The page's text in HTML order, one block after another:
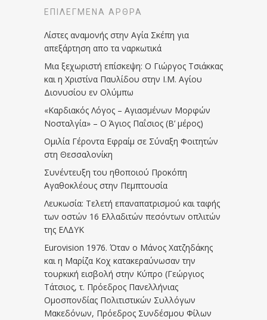
ΕΠΙΛΕΓΜΈΝΑ ΆΡΘΡΑ
Λίστες αναμονής στην Αγία Σκέπη για
απεξάρτηση απο τα ναρκωτικά
Μια ξεχωριστή επίσκεψη: Ο Γιώργος Τσιάκκας
και η Χριστίνα Παυλίδου στην Ι.Μ. Αγίου
Διονυσίου εν Ολύμπω
«Καρδιακός Λόγος – Αγιασμένων Μορφών
Νοσταλγία» – Ο Άγιος Παΐσιος (Β’ μέρος)
Ομιλία Γέροντα Εφραίμ σε Σύναξη Φοιτητών
στη Θεσσαλονίκη
Συνέντευξη του ηθοποιού Προκόπη
Αγαθοκλέους στην Πεμπτουσία
Λευκωσία: Τελετή επαναπατρισμού και ταφής
των οστών 16 Ελλαδιτών πεσόντων οπλιτών
της ΕΛΔΥΚ
Eurovision 1976. Όταν ο Μάνος Χατζηδάκης
και η Μαρίζα Κοχ κατακεραύνωσαν την
τουρκική εισβολή στην Κύπρο (Γεώργιος
Τάτσιος, τ. Πρόεδρος Πανελλήνιας
Ομοσπονδίας Πολιτιστικών Συλλόγων
Μακεδόνων, Πρόεδρος Συνδέσμου Φίλων